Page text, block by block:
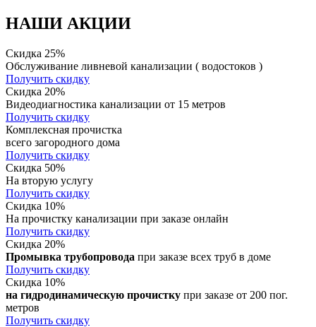
НАШИ АКЦИИ
Скидка 25%
Обслуживание ливневой канализации ( водостоков )
Получить скидку
Скидка 20%
Видеодиагностика канализации от 15 метров
Получить скидку
Комплексная прочистка
всего загородного дома
Получить скидку
Скидка 50%
На вторую услугу
Получить скидку
Скидка 10%
На прочистку канализации при заказе онлайн
Получить скидку
Скидка 20%
Промывка трубопровода при заказе всех труб в доме
Получить скидку
Скидка 10%
на гидродинамическую прочистку при заказе от 200 пог.
метров
Получить скидку